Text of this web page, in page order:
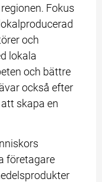
Fokus
och
lokala
och bättre
också efter
skapa en
företagare